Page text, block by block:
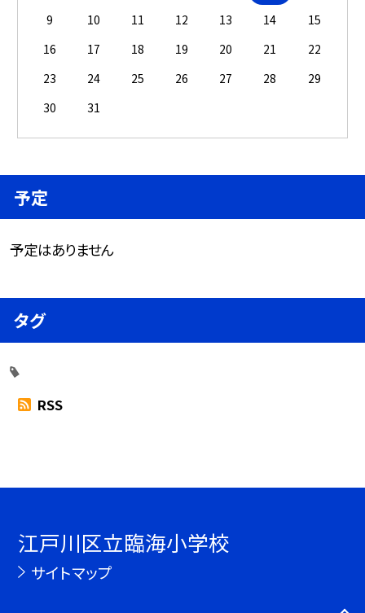
9
10 11 12 13 14
15
16
17 18 19 20 21
22
23
24 25 26 27 28
29
30
31
予定
予定はありません
タグ
RSS
江戸川区立臨海小学校
サイトマップ